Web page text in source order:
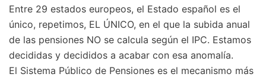
Entre 29 estados europeos, el Estado español es el
único, repetimos, EL ÚNICO, en el que la subida anual
de las pensiones NO se calcula según el IPC. Estamos
decididas y decididos a acabar con esa anomalía.
El Sistema Público de Pensiones es el mecanismo más